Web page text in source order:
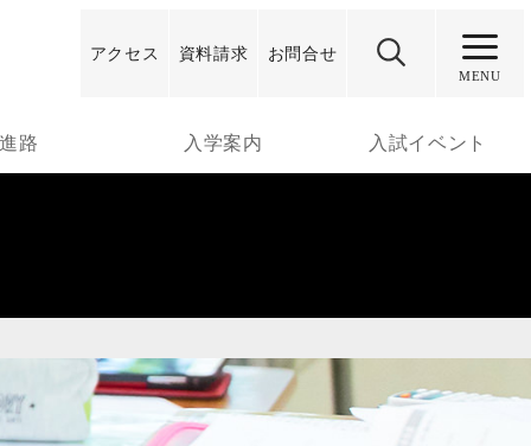
進路 入学案内 入試イベント
MENU
お問合せ
資料請求
アクセス